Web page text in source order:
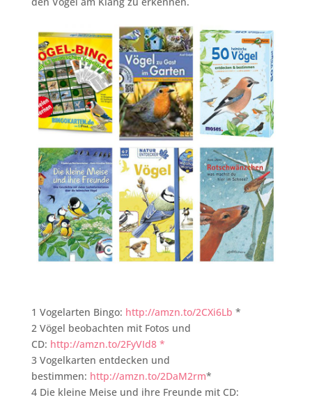
1 Vogelarten Bingo: http://amzn.to/2CXi6Lb *
2 Vögel beobachten mit Fotos und
CD: http://amzn.to/2FyVId8 *
3 Vogelkarten entdecken und
bestimmen: http://amzn.to/2DaM2rm*
4 Die kleine Meise und ihre Freunde mit CD: